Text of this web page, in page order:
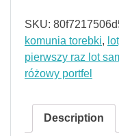
SKU:
komunia torebki,
pierwszy raz lot
różowy portfel
Description